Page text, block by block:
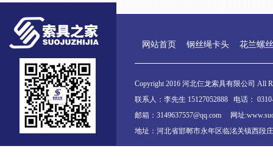
网站首页 钢丝绳卡头 花兰螺丝
Copyright 2016 河北仨龙索具有限公司 All
联系人：李先生 15127052888 电话：
邮箱：3149637557@qq.com 网址
地址：河北省邯郸市永年区临洺关镇西